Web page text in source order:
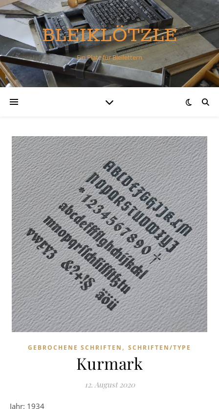
BLEIKLÖTZLE
Ein Platz für Bleilettern
GEBROCHENE SCHRIFTEN , SCHRIFTEN/TYPE
Kurmark
12. August 2020
Jahr: 1934